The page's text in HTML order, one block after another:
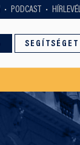
PODCAST
SEGÍTSÉGET